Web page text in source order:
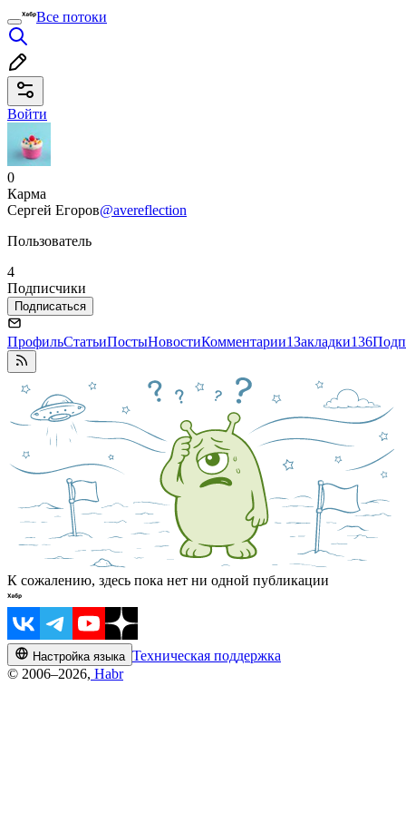
Все потоки
Войти
0
Карма
Сергей Егоров@avereflection
Пользователь
4
Подписчики
Подписаться
ПрофильСтатьиПостыНовостиКомментарии1Закладки136
К сожалению, здесь пока нет ни одной публикации
Настройка языка Техническая поддержка
© 2006–2026, Habr